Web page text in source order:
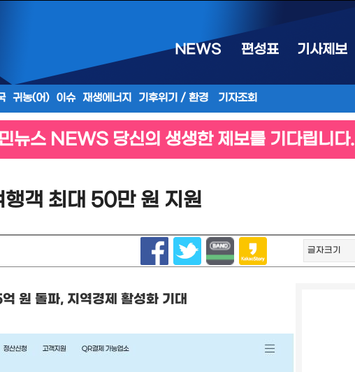
NEWS 편성표 기사제보
귀농(어) 이슈 재생에너지 기후위기 / 환경 기자조회
뉴스 NEWS 당신의 생생한 제보를 기다립니다.
객 최대 50만 원 지원
글자크기
억 원 돌파, 지역경제 활성화 기대